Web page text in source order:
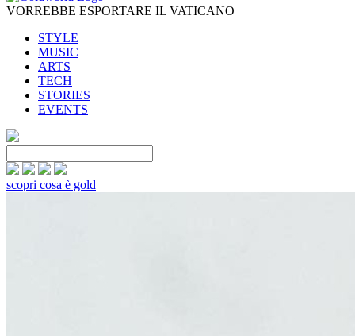
VORREBBE ESPORTARE IL VATICANO
STYLE
MUSIC
ARTS
TECH
STORIES
EVENTS
scopri cosa è gold